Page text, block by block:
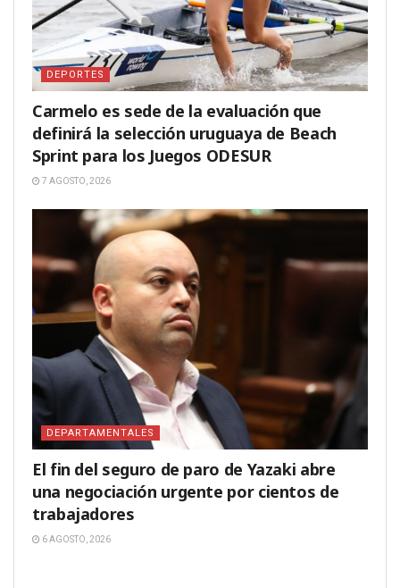
DEPORTES
Carmelo es sede de la evaluación que
definirá la selección uruguaya de Beach
Sprint para los Juegos ODESUR
7 AGOSTO, 2026
DEPARTAMENTALES
El fin del seguro de paro de Yazaki abre
una negociación urgente por cientos de
trabajadores
6 AGOSTO, 2026